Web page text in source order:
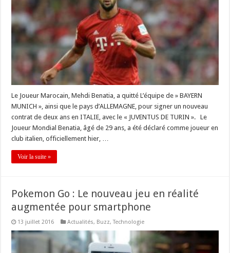
Le Joueur Marocain, Mehdi Benatia, a quitté L’équipe de » BAYERN
MUNICH », ainsi que le pays d’ALLEMAGNE, pour signer un nouveau
contrat de deux ans en ITALIE, avec le « JUVENTUS DE TURIN ». Le
Joueur Mondial Benatia, âgé de 29 ans, a été déclaré comme joueur en
club italien, officiellement hier, …
Voir la suite »
Pokemon Go : Le nouveau jeu en réalité
augmentée pour smartphone
13 juillet 2016 Actualités, Buzz,Technologie